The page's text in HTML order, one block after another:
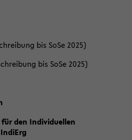
bis SoSe 2025)
bis SoSe 2025)
den Individuellen